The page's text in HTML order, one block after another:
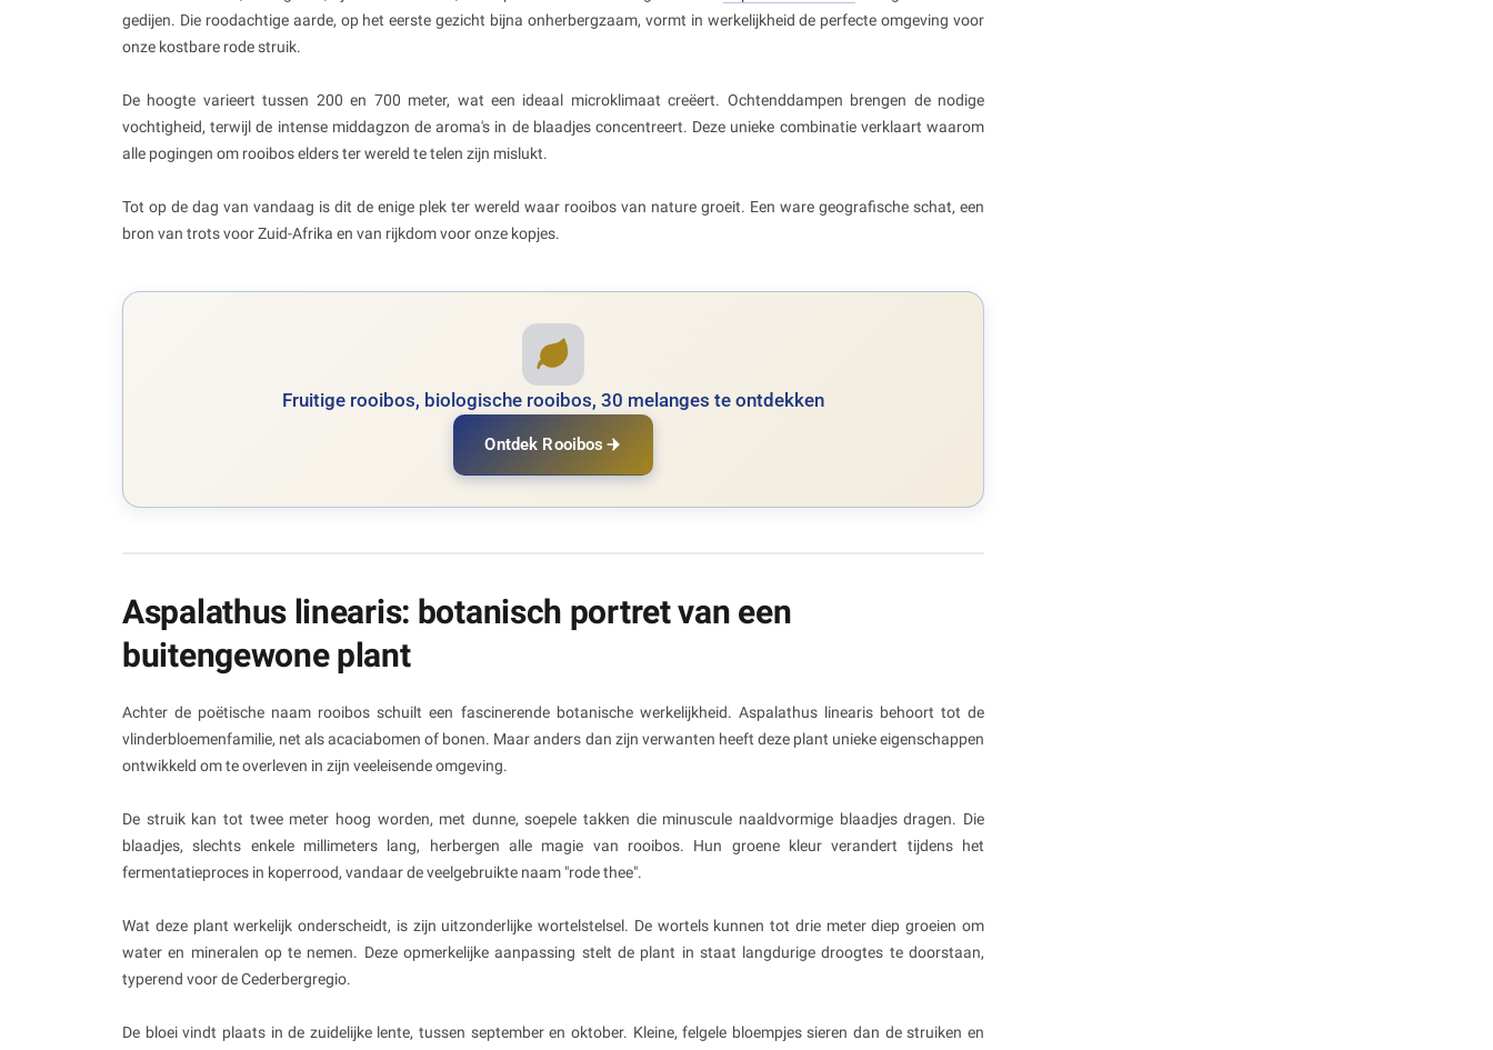
gedijen. Die roodachtige aarde, op het eerste gezicht bijna onherbergzaam, vormt in werkelijkheid de perfecte omgeving voor
onze kostbare rode struik.
De hoogte varieert tussen 200 en 700 meter, wat een ideaal microklimaat creëert. Ochtenddampen brengen de nodige
vochtigheid, terwijl de intense middagzon de aroma's in de blaadjes concentreert. Deze unieke combinatie verklaart waarom
alle pogingen om rooibos elders ter wereld te telen zijn mislukt.
Tot op de dag van vandaag is dit de enige plek ter wereld waar rooibos van nature groeit. Een ware geografische schat, een
bron van trots voor Zuid-Afrika en van rijkdom voor onze kopjes.
Fruitige rooibos, biologische rooibos, 30 melanges te ontdekken
Ontdek Rooibos
Aspalathus linearis: botanisch portret van een
buitengewone plant
Achter de poëtische naam rooibos schuilt een fascinerende botanische werkelijkheid. Aspalathus linearis behoort tot de
vlinderbloemenfamilie, net als acaciabomen of bonen. Maar anders dan zijn verwanten heeft deze plant unieke eigenschappen
ontwikkeld om te overleven in zijn veeleisende omgeving.
De struik kan tot twee meter hoog worden, met dunne, soepele takken die minuscule naaldvormige blaadjes dragen. Die
blaadjes, slechts enkele millimeters lang, herbergen alle magie van rooibos. Hun groene kleur verandert tijdens het
fermentatieproces in koperrood, vandaar de veelgebruikte naam "rode thee".
Wat deze plant werkelijk onderscheidt, is zijn uitzonderlijke wortelstelsel. De wortels kunnen tot drie meter diep groeien om
water en mineralen op te nemen. Deze opmerkelijke aanpassing stelt de plant in staat langdurige droogtes te doorstaan,
typerend voor de Cederbergregio.
De bloei vindt plaats in de zuidelijke lente, tussen september en oktober. Kleine, felgele bloempjes sieren dan de struiken en